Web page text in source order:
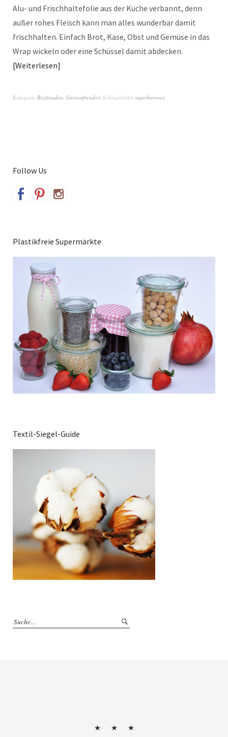
Alu- und Frischhaltefolie aus der Küche verbannt, denn
außer rohes Fleisch kann man alles wunderbar damit
frischhalten. Einfach Brot, Käse, Obst und Gemüse in das
Wrap wickeln oder eine Schüssel damit abdecken.
Weiterlesen
Kategorie Biofreuden, Genussfreuden Schlagwörtersuperbeewax
Follow Us
Plastikfreie Supermärkte
Textil-Siegel-Guide